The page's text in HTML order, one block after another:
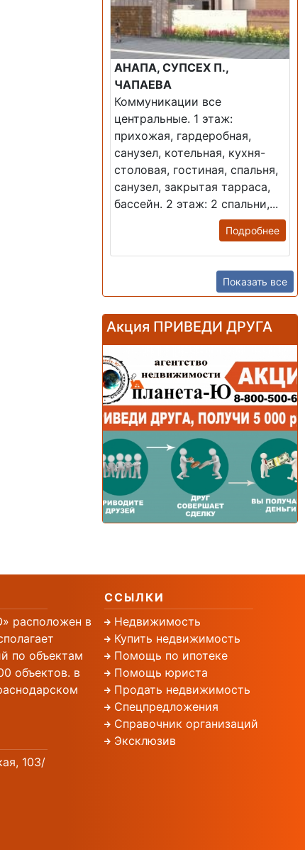
АНАПА, СУПСЕХ П.,
ЧАПАЕВА
Коммуникации все
центральные. 1 этаж:
прихожая, гардеробная,
санузел, котельная, кухня-
столовая, гостиная, спальня,
санузел, закрытая тарраса,
бассейн. 2 этаж: 2 спальни,...
Подробнее
Показать все
Акция ПРИВЕДИ ДРУГА
расположен в
по объектам
объектов. в
103/
ССЫЛКИ
Недвижимость
Купить недвижимость
Помощь по ипотеке
Помощь юриста
Продать недвижимость
Спецпредложения
Справочник организаций
Эксклюзив